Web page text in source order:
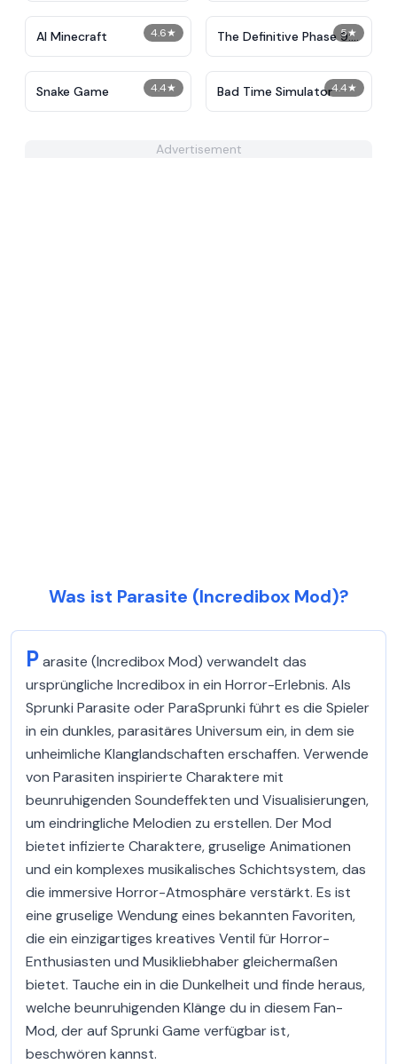
4.6★
AI Minecraft 5★
The Definitive Phase 9:
Demolition
4.4★
Snake Game 4.4★
Bad Time Simulator
Advertisement
Was ist Parasite (Incredibox Mod)?
Parasite (Incredibox Mod) verwandelt das
ursprüngliche Incredibox in ein Horror-Erlebnis. Als
Sprunki Parasite oder ParaSprunki führt es die Spieler
in ein dunkles, parasitäres Universum ein, in dem sie
unheimliche Klanglandschaften erschaffen. Verwende
von Parasiten inspirierte Charaktere mit
beunruhigenden Soundeffekten und Visualisierungen,
um eindringliche Melodien zu erstellen. Der Mod
bietet infizierte Charaktere, gruselige Animationen
und ein komplexes musikalisches Schichtsystem, das
die immersive Horror-Atmosphäre verstärkt. Es ist
eine gruselige Wendung eines bekannten Favoriten,
die ein einzigartiges kreatives Ventil für Horror-
Enthusiasten und Musikliebhaber gleichermaßen
bietet. Tauche ein in die Dunkelheit und finde heraus,
welche beunruhigenden Klänge du in diesem Fan-
Mod, der auf Sprunki Game verfügbar ist,
beschwören kannst.